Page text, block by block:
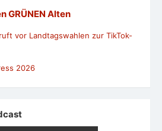
GRÜNEN Alten
vor Landtagswahlen zur TikTok-
2026